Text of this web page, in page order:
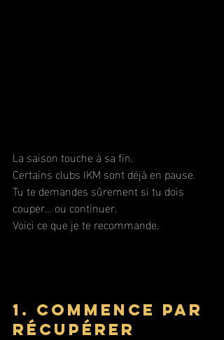
La saison touche à sa fin.
Certains clubs IKM sont déjà en pause.
Tu te demandes sûrement si tu dois
couper… ou continuer.
Voici ce que je te recommande.
1. Commence par
récupérer